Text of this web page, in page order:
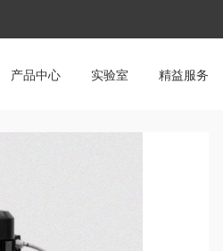
产品中心 实验室 精益服务